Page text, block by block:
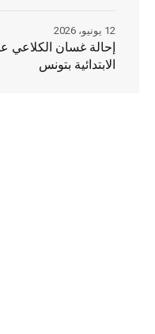
إحالة غسان الكلاعي
الابتدائية بتونس
12 يونيو، 2026